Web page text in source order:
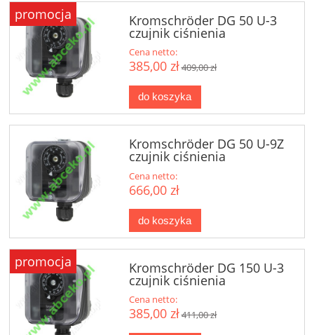
Kromschröder DG 50 U-3
czujnik ciśnienia
Cena netto:
385,00 zł409,00 zł
do koszyka
promocja
Kromschröder DG 50 U-9Z
czujnik ciśnienia
Cena netto:
666,00 zł
do koszyka
Kromschröder DG 150 U-3
czujnik ciśnienia
Cena netto:
385,00 zł411,00 zł
promocja